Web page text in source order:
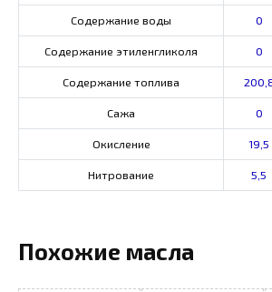
Содержание воды 0
Содержание этиленгликоля 0
Содержание топлива
Сажа 0
Окисление 19,5
Нитрование 5,5
Похожие масла